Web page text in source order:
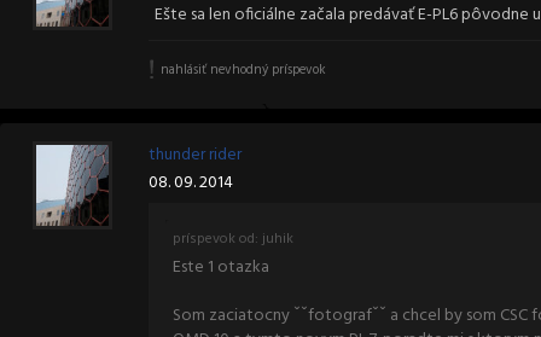
Ešte sa len oficiálne začala predávať E-PL6 pôvodne
nahlásiť nevhodný príspevok
thunder rider
08. 09. 2014
príspevok od: juhik
Este 1 otazka
Som zaciatocny ˇˇfotografˇˇ a chcel by som CSC